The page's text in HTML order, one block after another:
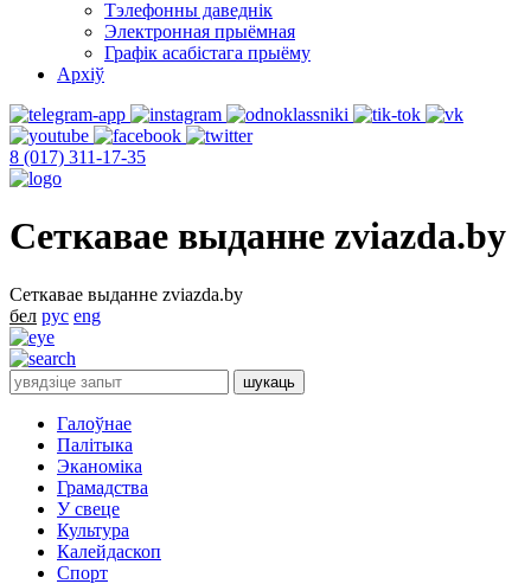
Тэлефонны даведнік
Электронная прыёмная
Графік асабістага прыёму
Архіў
8 (017) 311-17-35
Сеткавае выданне zviazda.by
Сеткавае выданне zviazda.by
бел рус eng
Галоўнае
Палітыка
Эканоміка
Грамадства
У свеце
Культура
Калейдаскоп
Спорт